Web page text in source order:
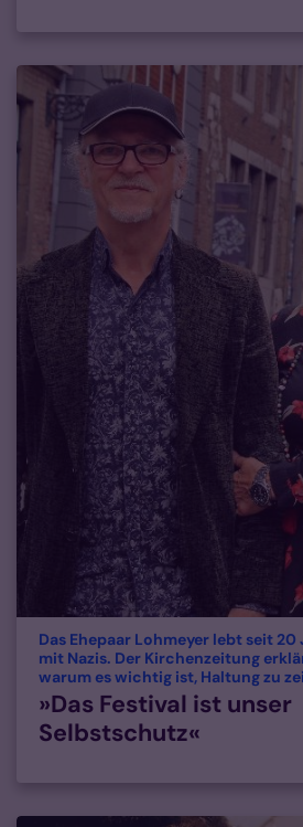
Das Ehepaar Lohmeyer lebt seit 20
mit Nazis. Der Kirchenzeitung
warum es wichtig ist, Haltung zu
»Das Festival ist unser
Selbstschutz«